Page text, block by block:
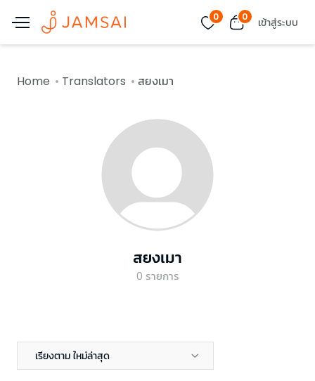
0 0 เข้าสู่ระบบ
Home Translators สยงเมา
สยงเมา
0 รายการ
เรียงตาม ใหม่ล่าสุด